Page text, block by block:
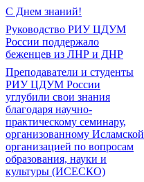
С Днем знаний!
Руководство РИУ ЦДУМ
России поддержало
беженцев из ЛНР и ДНР
Преподаватели и студенты
РИУ ЦДУМ России
углубили свои знания
благодаря научно-
практическому семинару,
организованному Исламской
организацией по вопросам
образования, науки и
культуры (ИСЕСКО)